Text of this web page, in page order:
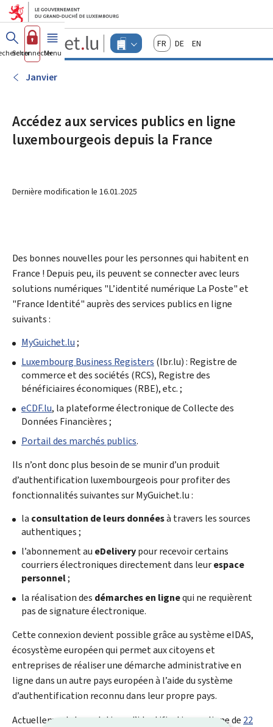
Aller au menu principal
Aller au contenu
Guichet.lu
Changer
d'espace
FrançaisDeutschEnglish
Se connecterMenu principal
Janvier
Accédez aux services publics en ligne
luxembourgeois depuis la France
Dernière modification le 16.01.2025
Des bonnes nouvelles pour les personnes qui habitent en
France ! Depuis peu, ils peuvent se connecter avec leurs
solutions numériques "L’identité numérique La Poste" et
"France Identité" auprès des services publics en ligne
suivants :
MyGuichet.lu;
Luxembourg Business Registers (lbr.lu) : Registre de
commerce et des sociétés (RCS), Registre des
bénéficiaires économiques (RBE), etc. ;
eCDF.lu, la plateforme électronique de Collecte des
Données Financières ;
Portail des marchés publics.
Ils n’ont donc plus besoin de se munir d’un produit
d’authentification luxembourgeois pour profiter des
fonctionnalités suivantes surMyGuichet.lu :
la consultation de leurs donnéesà travers les sources
authentiques ;
l’abonnement au eDeliverypour recevoir certains
courriers électroniques directement dans leurespace
personnel;
la réalisation des démarches en lignequi ne requièrent
pas de signature électronique.
Cette connexion devient possible grâce au systèmeeIDAS,
écosystème européen qui permet aux citoyens et
entreprises de réaliser une démarche administrative en
ligne dans un autre pays européen à l’aide du système
d’authentification reconnu dans leur propre pays.
Actuellement, les solutions d’identification en ligne de 22